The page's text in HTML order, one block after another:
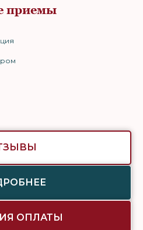
приемы
ОПЛАТЫ